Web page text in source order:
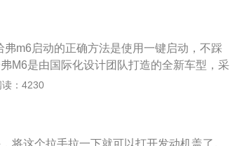
弗旗下还有很多suv车型，哈弗的suv性价比
也是非常符合年轻消费者的审美的。如果大
下。
合金缸盖缸体。与这款发动机匹配的是6速
离合变速箱传动效率高，换挡速度快，所以
压发动机配合使用。双离合变速箱也受到了
箱的制造成本是比较低的。哈弗m6的前悬架
用了双横臂独立悬架。双横臂独立悬架其实
到8.60万元，这款车还是非常便宜的。有不
，suv的通过性好，装载能力强。
m6启动的正确方法是使用一键启动，不踩
M6是由国际化设计团队打造的全新车型，采
满时尚活力气息。哈弗M6采用鹰眼式的前大
M6采用三种配色的内饰，延续了哈弗家族的
智能化组合仪表、信息分区、分类显示、中
读：4230
将这个拉手拉一下就可以打开发动机盖了。